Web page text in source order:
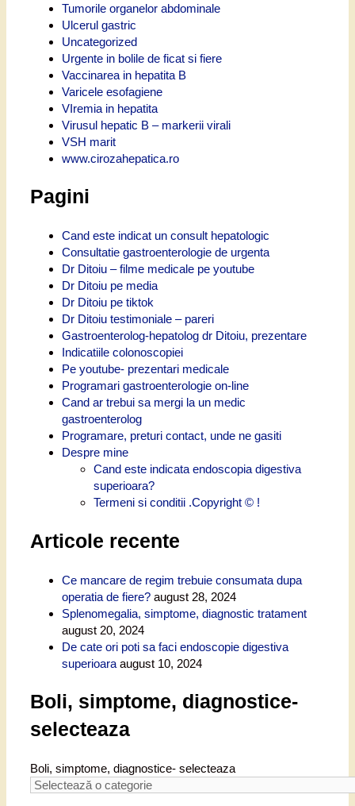
Tumorile organelor abdominale
Ulcerul gastric
Uncategorized
Urgente in bolile de ficat si fiere
Vaccinarea in hepatita B
Varicele esofagiene
VIremia in hepatita
Virusul hepatic B – markerii virali
VSH marit
www.cirozahepatica.ro
Pagini
Cand este indicat un consult hepatologic
Consultatie gastroenterologie de urgenta
Dr Ditoiu – filme medicale pe youtube
Dr Ditoiu pe media
Dr Ditoiu pe tiktok
Dr Ditoiu testimoniale – pareri
Gastroenterolog-hepatolog dr Ditoiu, prezentare
Indicatiile colonoscopiei
Pe youtube- prezentari medicale
Programari gastroenterologie on-line
Cand ar trebui sa mergi la un medic
gastroenterolog
Programare, preturi contact, unde ne gasiti
Despre mine
Cand este indicata endoscopia digestiva
superioara?
Termeni si conditii .Copyright © !
Articole recente
Ce mancare de regim trebuie consumata dupa
operatia de fiere? august 28, 2024
Splenomegalia, simptome, diagnostic tratament
august 20, 2024
De cate ori poti sa faci endoscopie digestiva
superioara august 10, 2024
Boli, simptome, diagnostice-
selecteaza
Boli, simptome, diagnostice- selecteaza